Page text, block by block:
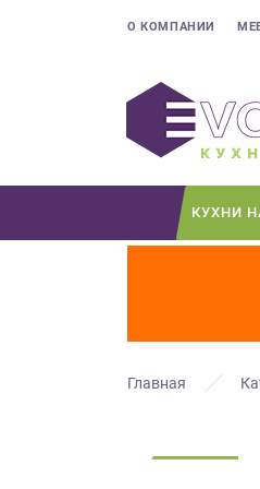
О КОМПАНИИ
КУХНИ
Главная
ваши